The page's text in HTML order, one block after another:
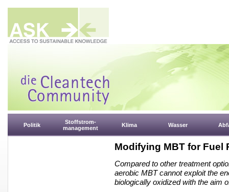
Politik
Stoffstrom-
management
Klima Wasser
Modifying MBT for Fuel
Compared to other treatment
aerobic MBT cannot exploit the
biologically oxidized with the aim